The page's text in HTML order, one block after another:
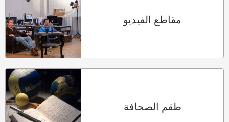
مقاطع الفيديو
طقم الصحافة